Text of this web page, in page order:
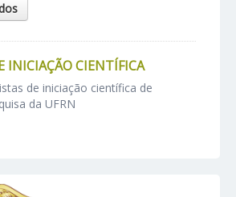
INICIAÇÃO CIENTÍFICA
de iniciação científica de
da UFRN